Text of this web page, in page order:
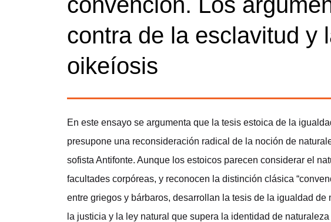
contra de la esclavitud y
oikeíosis
En este ensayo se argumenta que la tesis estoica de la
presupone una reconsideración radical de la noción de
sofista Antifonte. Aunque los estoicos parecen considerar el
facultades corpóreas, y reconocen la distinción clásica
entre griegos y bárbaros, desarrollan la tesis de la igualdad
la justicia y la ley natural que supera la identidad de